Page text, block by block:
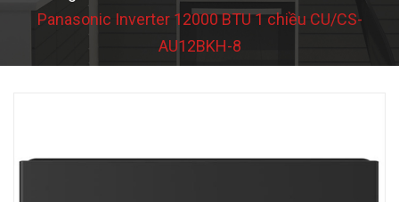
Panasonic Inverter 12000 BTU 1 chiều CU/CS-
AU12BKH-8